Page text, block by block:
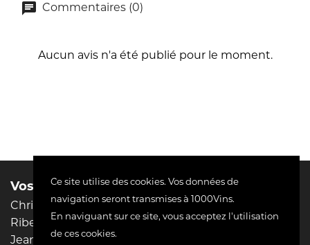
Commentaires (0)
Aucun avis n'a été publié pour le moment.
Vos domaines préférés :
Christophe Pacalet
Riberach
Jean-Philippe Padié
Liens utiles
Mentions légales
Conditions d'utilisation
Ce site utilise des cookies. Vos données de
navigation seront transmises à 1000Vins.
En naviguant sur ce site, vous acceptez l'utilisation
de ces cookies.